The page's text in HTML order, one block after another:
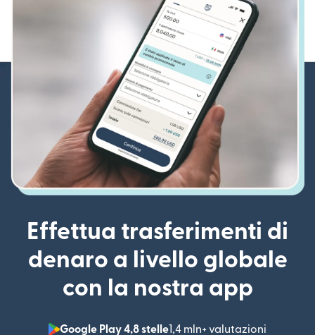
Effettua trasferimenti di
denaro a livello globale
con la nostra app
Google Play 4,8 stelle1,4 mln+ valutazioni